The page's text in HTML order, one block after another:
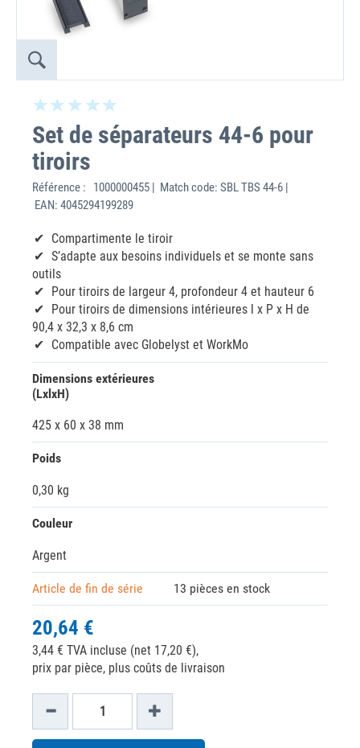
Set de séparateurs 44-6 pour
tiroirs
Référence :
1000000455 | Match code: SBL TBS 44-6 |
EAN: 4045294199289
Compartimente le tiroir
S’adapte aux besoins individuels et se monte sans
outils
Pour tiroirs de largeur 4, profondeur 4 et hauteur 6
Pour tiroirs de dimensions intérieures l x P x H de
90,4 x 32,3 x 8,6 cm
Compatible avec Globelyst et WorkMo
Dimensions extérieures
(LxlxH)
425 x 60 x 38 mm
Poids
0,30 kg
Couleur
Argent
Article de fin de série 13 pièces en stock
20,64 €
3,44 € TVA incluse (net 17,20 €),
prix par pièce, plus coûts de livraison